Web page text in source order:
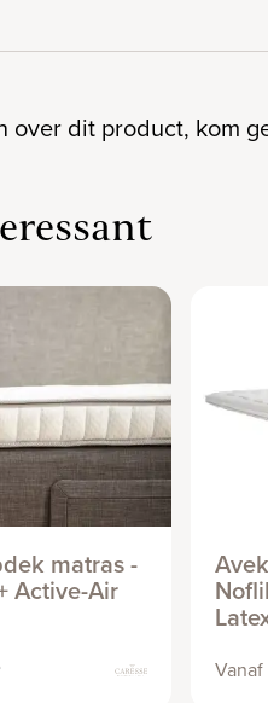
over dit product, kom
matras -
Active-Air
Vanaf